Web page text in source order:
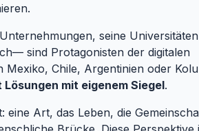
seine Universitäten
sind Protagonisten der digitalen
Chile, Argentinien oder
mit eigenem Siegel.
Art, das Leben, die